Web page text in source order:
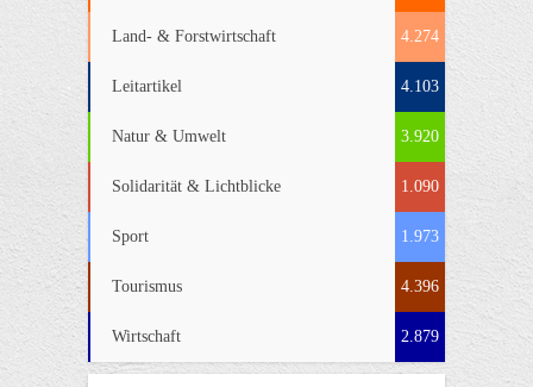
Land- & Forstwirtschaft 4.274
Leitartikel 4.103
Natur & Umwelt 3.920
Solidarität & Lichtblicke 1.090
Sport 1.973
Tourismus 4.396
Wirtschaft 2.879